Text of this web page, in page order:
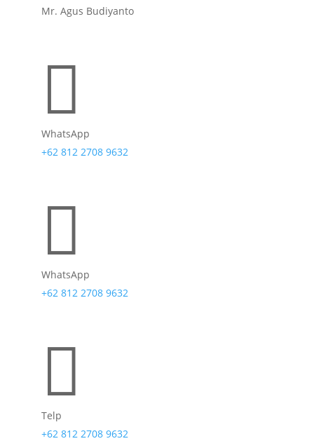
Mr. Agus Budiyanto

WhatsApp
+62 812 2708 9632

WhatsApp
+62 812 2708 9632

Telp
+62 812 2708 9632